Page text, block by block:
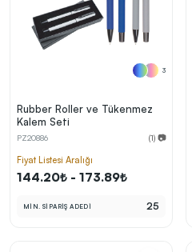
3
Rubber Roller ve Tükenmez
Kalem Seti
PZ20886 (1) 📷
Fiyat Listesi Aralığı
144.20₺ - 173.89₺
MİN. SİPARİŞ ADEDİ 25